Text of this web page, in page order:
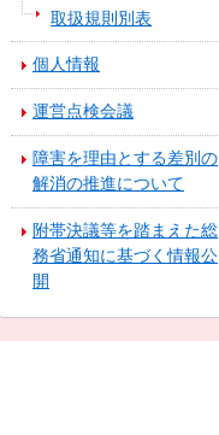
取扱規則別表
個人情報
運営点検会議
障害を理由とする差別の
解消の推進について
附帯決議等を踏まえた総
務省通知に基づく情報公
開